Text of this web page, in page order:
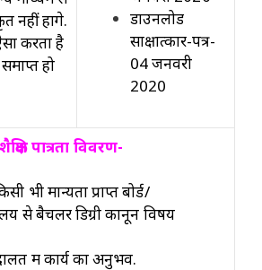
डाउनलोड
साक्षात्कार-पत्र-
04 जनवरी
2020
नहीं होंगे.
करता है
हो
शैक्षिक पात्रता विवरण-
भी मान्यता प्राप्त बोर्ड/
से बैचलर डिग्री कानून विषय
में कार्य का अनुभव.